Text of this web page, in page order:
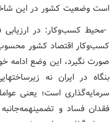
است وضعیت کشور در این
-محیط کسب‌وکار: در
کسب‌وکار اقتصاد کشور
صورت نگیرد، این وضع ادامه
بنگاه در ایران نه
سرمایه‌گذاری است؛ یعنی
فقدان فساد و